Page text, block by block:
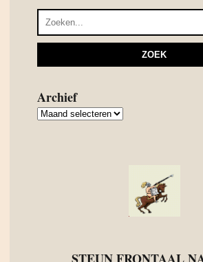
Archief
Archief